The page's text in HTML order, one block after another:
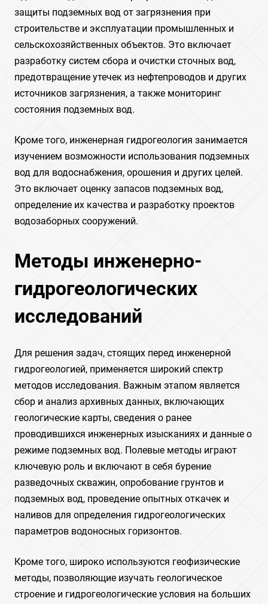
защиты подземных вод от загрязнения при
строительстве и эксплуатации промышленных и
сельскохозяйственных объектов. Это включает
разработку систем сбора и очистки сточных вод,
предотвращение утечек из нефтепроводов и других
источников загрязнения, а также мониторинг
состояния подземных вод.
Кроме того, инженерная гидрогеология занимается
изучением возможности использования подземных
вод для водоснабжения, орошения и других целей.
Это включает оценку запасов подземных вод,
определение их качества и разработку проектов
водозаборных сооружений.
Методы инженерно-
гидрогеологических
исследований
Для решения задач, стоящих перед инженерной
гидрогеологией, применяется широкий спектр
методов исследования. Важным этапом является
сбор и анализ архивных данных, включающих
геологические карты, сведения о ранее
проводившихся инженерных изысканиях и данные о
режиме подземных вод. Полевые методы играют
ключевую роль и включают в себя бурение
разведочных скважин, опробование грунтов и
подземных вод, проведение опытных откачек и
наливов для определения гидрогеологических
параметров водоносных горизонтов.
Кроме того, широко используются геофизические
методы, позволяющие изучать геологическое
строение и гидрогеологические условия на больших